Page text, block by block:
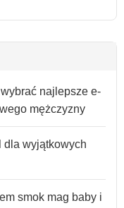
najlepsze e-
mężczyzny
dla wyjątkowych
smok mag baby i